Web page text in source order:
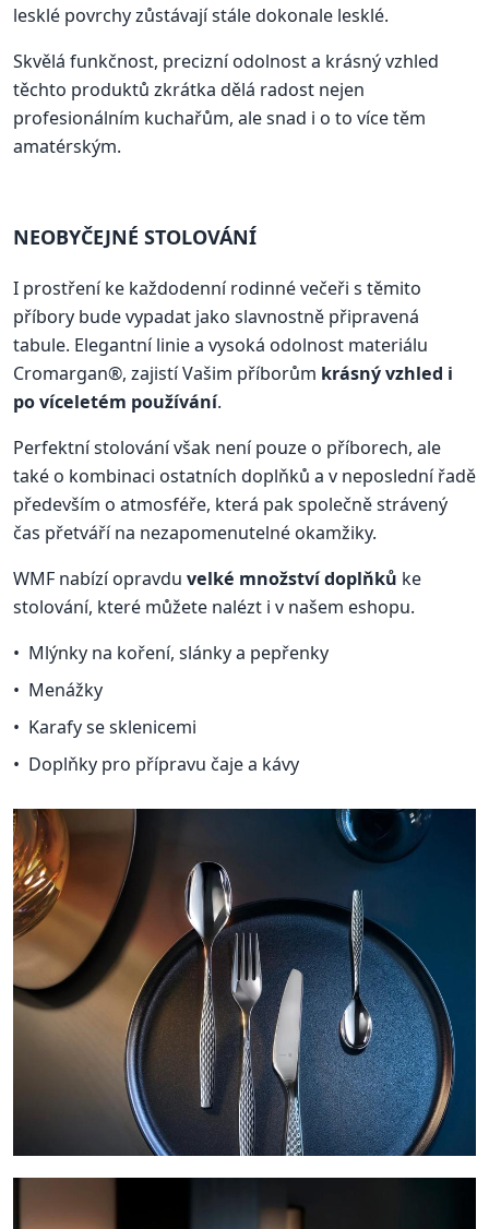
lesklé povrchy zůstávají stále dokonale lesklé.
Skvělá funkčnost, precizní odolnost a krásný vzhled
těchto produktů zkrátka dělá radost nejen
profesionálním kuchařům, ale snad i o to více těm
amatérským.
NEOBYČEJNÉ STOLOVÁNÍ
I prostření ke každodenní rodinné večeři s těmito
příbory bude vypadat jako slavnostně připravená
tabule. Elegantní linie a vysoká odolnost materiálu
Cromargan®, zajistí Vašim příborům krásný vzhled i
po víceletém používání.
Perfektní stolování však není pouze o příborech, ale
také o kombinaci ostatních doplňků a v neposlední řadě
především o atmosféře, která pak společně strávený
čas přetváří na nezapomenutelné okamžiky.
WMF nabízí opravdu velké množství doplňků ke
stolování, které můžete nalézt i v našem eshopu.
Mlýnky na koření, slánky a pepřenky
Menážky
Karafy se sklenicemi
Doplňky pro přípravu čaje a kávy